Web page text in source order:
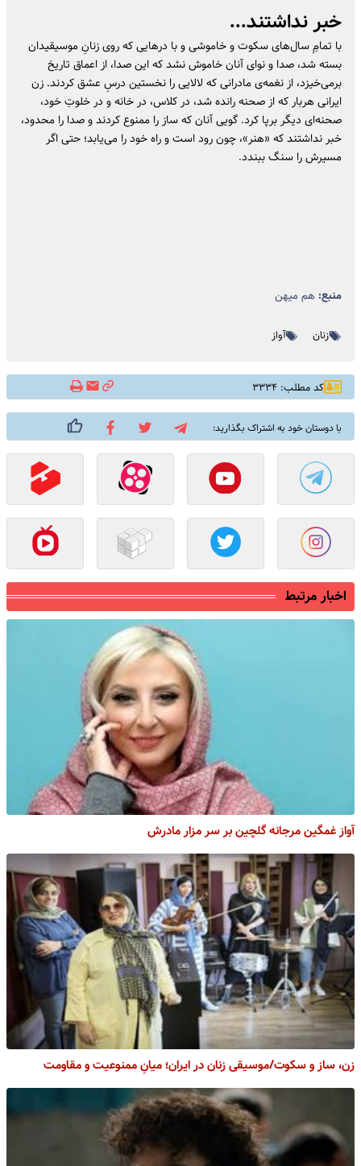
خبر نداشتند...
با تمامِ سال‌های سکوت و خاموشی و با درهایی که روی زنانِ موسیقیدان
بسته شد، صدا و نوای آنان خاموش نشد که این صدا، از اعماق تاریخ
برمی‌خیزد، از نغمه‌ی مادرانی که لالایی را نخستین درسِ عشق کردند. زن
ایرانی هربار که از صحنه رانده شد، در کلاس، در خانه و در خلوتِ خود،
صحنه‌ای دیگر برپا کرد. گویی آنان که ساز را ممنوع کردند و صدا را محدود،
خبر نداشتند که «هنر»، چون رود است و راه خود را می‌یابد؛ حتی اگر
مسیرش را سنگ ببندد.
منبع: هم میهن
زنان آواز
کد مطلب: ۳۳۳۴
با دوستان خود به اشتراک بگذارید:
اخبار مرتبط
آواز غمگین مرجانه گلچین بر سر مزار مادرش
زن، ساز و سکوت/موسیقی زنان در ایران؛ میانِ ممنوعیت و مقاومت